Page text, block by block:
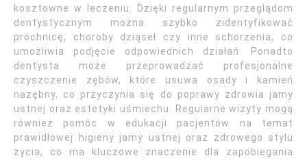
kosztowne w leczeniu. Dzięki regularnym przeglądom
dentystycznym można szybko zidentyfikować
próchnicę, choroby dziąseł czy inne schorzenia, co
umożliwia podjęcie odpowiednich działań. Ponadto
dentysta może przeprowadzać profesjonalne
czyszczenie zębów, które usuwa osady i kamień
nazębny, co przyczynia się do poprawy zdrowia jamy
ustnej oraz estetyki uśmiechu. Regularne wizyty mogą
również pomóc w edukacji pacjentów na temat
prawidłowej higieny jamy ustnej oraz zdrowego stylu
życia, co ma kluczowe znaczenie dla zapobiegania